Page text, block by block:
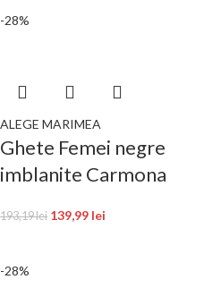
-28%
ALEGE MARIMEA
Ghete Femei negre
imblanite Carmona
193,19lei 139,99 lei
-28%